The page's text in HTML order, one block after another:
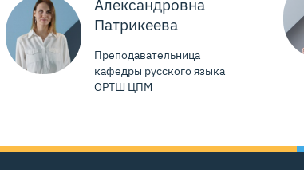
Александровна
Патрикеева
Преподавательница
кафедры русского языка
ОРТШ ЦПМ